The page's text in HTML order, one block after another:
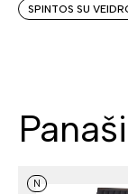
SPINTOS SU
N